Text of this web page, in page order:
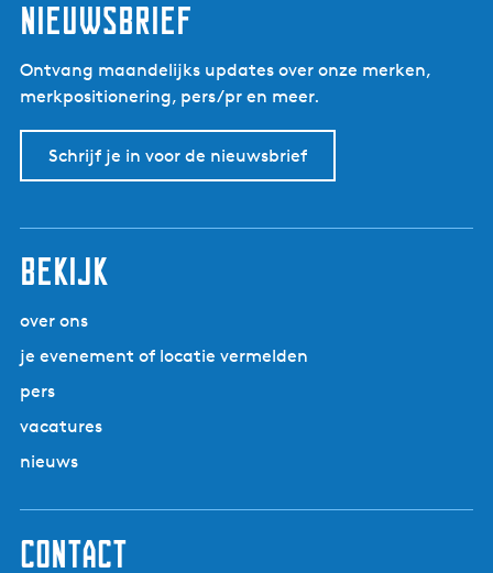
Nieuwsbrief
Ontvang maandelijks updates over onze merken,
merkpositionering, pers/pr en meer.
Schrijf je in voor de nieuwsbrief
Bekijk
over ons
je evenement of locatie vermelden
pers
vacatures
nieuws
Contact